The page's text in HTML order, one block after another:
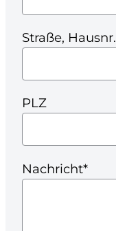
Straße, Hausnr.
PLZ
Nachricht*